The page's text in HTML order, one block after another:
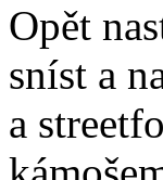
Opět
sníst a
a